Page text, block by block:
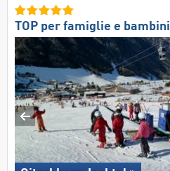
TOP per famiglie e bambini